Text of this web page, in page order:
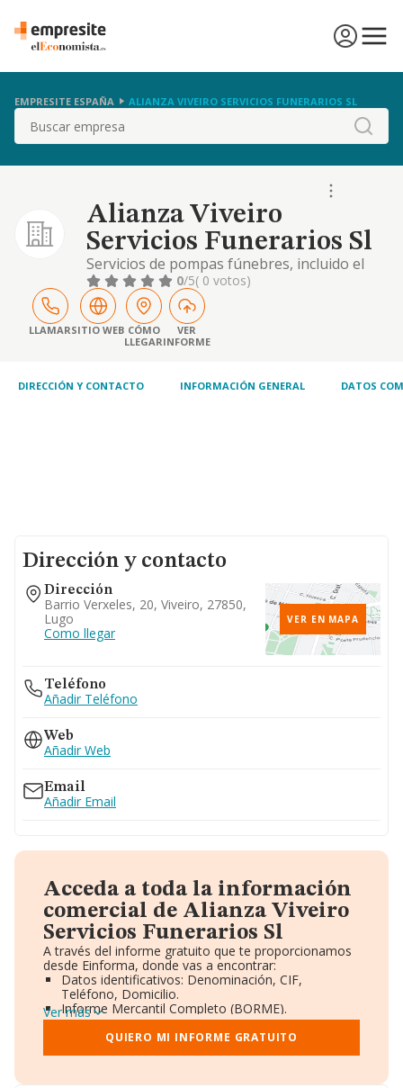
EMPRESITE ESPAÑA ALIANZA VIVEIRO SERVICIOS FUNERARIOS SL
Buscar
Alianza Viveiro
Servicios Funerarios Sl
Servicios de pompas fúnebres, incluido el
adorno de templos u otros locales, servicio
de transporte de féretro de coche fúnebre, y
servicios de peluquería y maquillaje,
comercio al por mayor y al por menor de
féretros, servicio de tanatorio y crematorio.
0/5( 0 votos)
LLAMARSITIO WEB CÓMO
LLEGAR
VER
INFORME
DIRECCIÓN Y CONTACTO INFORMACIÓN GENERAL DATOS
Dirección y contacto
Dirección
Barrio Verxeles, 20, Viveiro, 27850,
Lugo
Como llegar
VER EN MAPA
Teléfono
Añadir Teléfono
Web
Añadir Web
Email
Añadir Email
Acceda a toda la información
comercial de Alianza Viveiro
Servicios Funerarios Sl
A través del informe gratuito que te proporcionamos
desde Einforma, donde vas a encontrar:
Datos identificativos: Denominación, CIF,
Teléfono, Domicilio.
Informe Mercantil Completo (BORME).
Gráficos de Evolución Ventas y Empleados.
Consejo de Administración y Administradores.
Directivos y Ejecutivos.
Ver más
QUIERO MI INFORME GRATUITO